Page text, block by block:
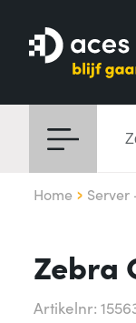
Home Server
Zebra
Artikelnr: